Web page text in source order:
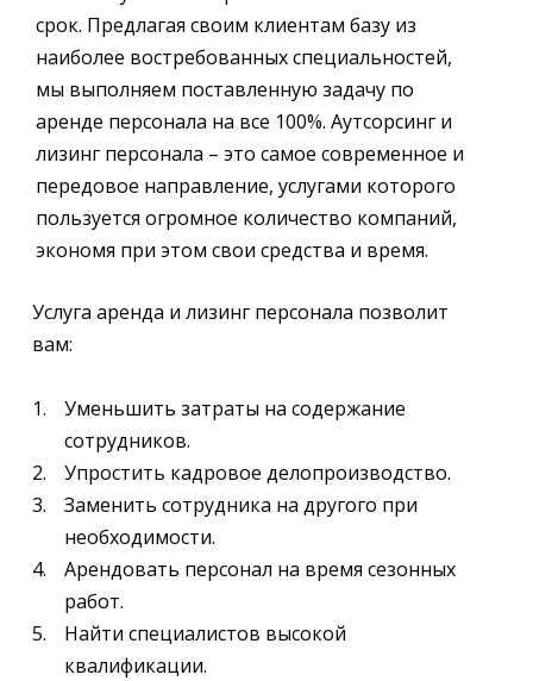
Услуга аренда и лизинг персонала позволит
вам:
Уменьшить затраты на содержание
сотрудников.
Упростить кадровое делопроизводство.
Заменить сотрудника на другого при
необходимости.
Арендовать персонал на время сезонных
работ.
Найти специалистов высокой
квалификации.
срок. Предлагая своим клиентам базу из
наиболее востребованных специальностей,
мы выполняем поставленную задачу по
аренде персонала на все 100%. Аутсорсинг и
лизинг персонала – это самое современное и
передовое направление, услугами которого
пользуется огромное количество компаний,
экономя при этом свои средства и время.